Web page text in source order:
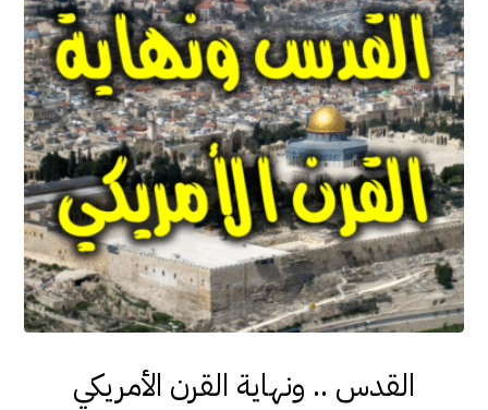
القدس .. ونهاية القرن الأمريكي